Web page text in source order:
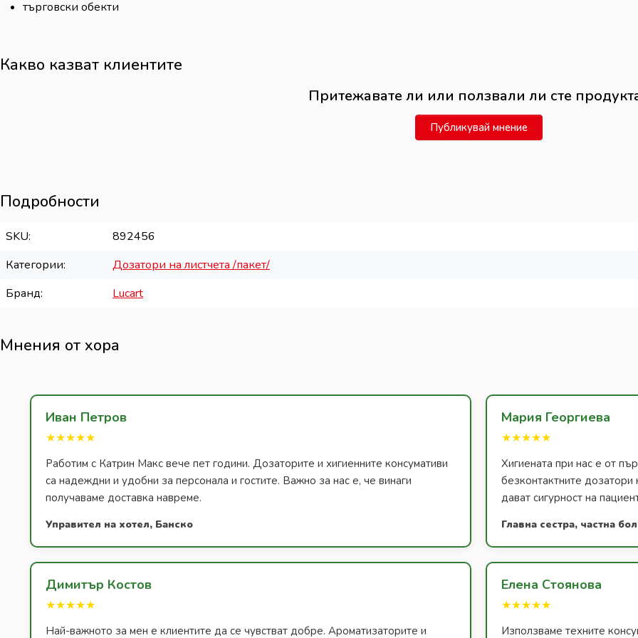
търговски обекти
Какво казват клиентите
Притежавате ли или ползвали ли сте
Публикувай мнение
Подробности
SKU
892456
Категории
Дозатори на листчета /пакет/
Бранд
Lucart
Мнения от хора
Иван Петров
★★★★★
Работим с Катрин Макс вече пет години. Дозаторите и хигиенните консумативи
са надеждни и удобни за персонала и гостите. Важно за нас е, че винаги
получаваме доставка навреме.
Управител на хотел, Банско
Мария Георгиева
★★★★★
Хигиената при нас е от
безконтактните дозатори
дават сигурност на
Главна сестра, частна
Димитър Костов
★★★★★
Най-важното за мен е клиентите да се чувстват добре. Ароматизаторите и
Елена Стоянова
★★★★★
Използваме техните